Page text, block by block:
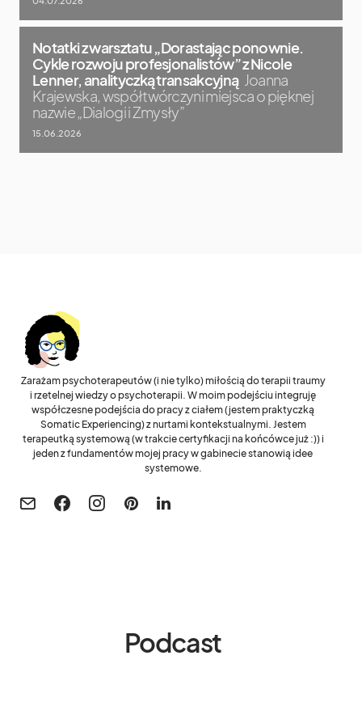
Notatki z warsztatu „Dorastając ponownie.
Cykle rozwoju profesjonalistów” z Nicole
Lenner, analityczką transakcyjną Joanna
Krajewska, współtwórczyni miejsca o pięknej
nazwie „Dialogi i Zmysły”
15.06.2026
Zarażam psychoterapeutów (i nie tylko) miłością do terapii traumy
i rzetelnej wiedzy o psychoterapii. W moim podejściu integruję
współczesne podejścia do pracy z ciałem (jestem praktyczką
Somatic Experiencing) z nurtami kontekstualnymi. Jestem
terapeutką systemową (w trakcie certyfikacji na końcówce już :)) i
jeden z fundamentów mojej pracy w gabinecie stanowią idee
systemowe.
Podcast